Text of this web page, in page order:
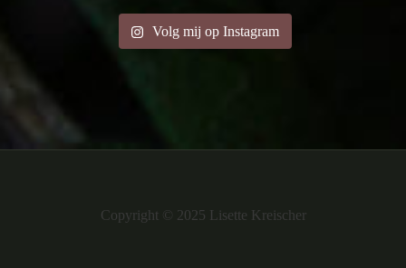
Volg mij op Instagram
Copyright © 2025 Lisette Kreischer